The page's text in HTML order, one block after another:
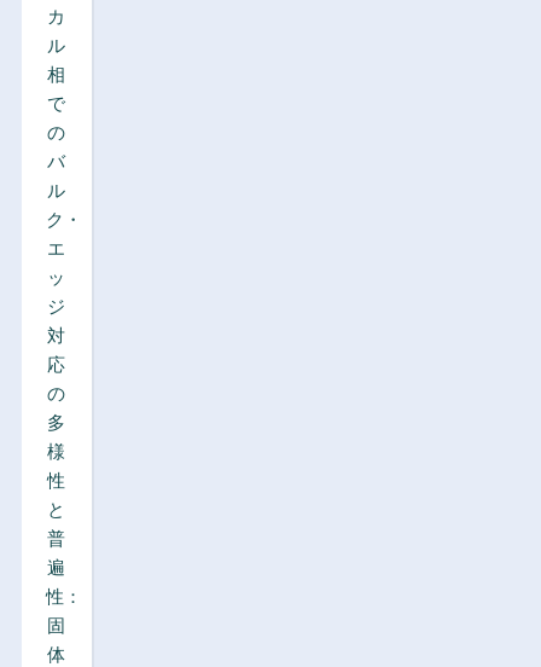
カ
ル
相
で
の
バ
ル
ク・
エ
ッ
ジ
対
応
の
多
様
性
と
普
遍
性：
固
体